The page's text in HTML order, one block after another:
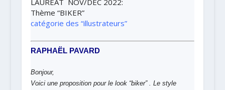
Thème “BIKER”
catégorie des “illustrateurs”
RAPHAËL PAVARD
Bonjour,
Voici une proposition pour le look “biker” . Le style